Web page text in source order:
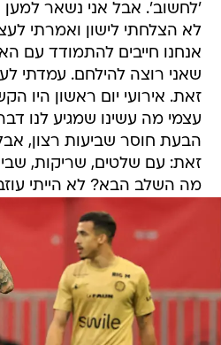
'לחשוב'. אבל אני נשאר
לא הצלחתי לישון ואמרתי
אנחנו חייבים להתמודד עם
שאני רוצה להילחם. עמדתי
זאת. אירועי יום ראשון היו
עצמי מה עשינו שמגיע לנו
הבעת חוסר שביעות רצון,
זאת: עם שלטים, שריקות,
מה השלב הבא? לא הייתי